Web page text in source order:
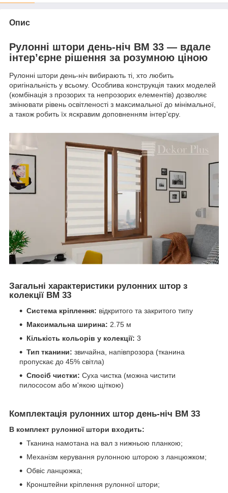
Опис
Рулонні штори день-ніч BM 33 — вдале
інтер’єрне рішення за розумною ціною
Рулонні штори день-ніч вибирають ті, хто любить
оригінальність у всьому. Особлива конструкція таких моделей
(комбінація з прозорих та непрозорих елементів) дозволяє
змінювати рівень освітленості з максимальної до мінімальної,
а також робить їх яскравим доповненням інтер'єру.
Загальні характеристики рулонних штор з
колекції BM 33
Система кріплення: відкритого та закритого типу
Максимальна ширина: 2.75 м
Кількість кольорів у колекції: 3
Тип тканини: звичайна, напівпрозора (тканина
пропускає до 45% світла)
Спосіб чистки: Суха чистка (можна чистити
пилососом або м'якою щіткою)
Комплектація рулонних штор день-ніч BM 33
В комплект рулонної штори входить:
Тканина намотана на вал з нижньою планкою;
Механізм керування рулонною шторою з ланцюжком;
Обвіс ланцюжка;
Кронштейни кріплення рулонної штори;